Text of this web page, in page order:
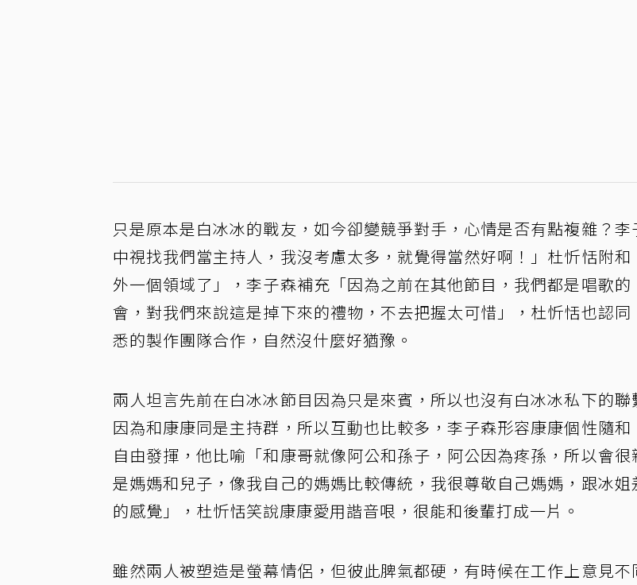
只是原本是白冰冰的戰友，如今卻變競爭對手，心情是否有點複雜？
中視找我們當主持人，我沒考慮太多，就覺得當然好啊！」杜忻恬附和
外一個領域了」，李子森補充「因為之前在其他節目，我們都是唱歌的
會，對我們來說這是掉下來的禮物，不去把握太可惜」，杜忻恬也認同
悉的製作團隊合作，自然沒什麼好猶豫。
兩人坦言先前在白冰冰節目因為只是來賓，所以也沒有白冰冰私下的聯
因為和康康同是主持群，所以互動也比較多，李子森形容康康個性隨和
自由發揮，他比喻「和康哥就像阿公和孫子，阿公因為疼孫，所以會
是媽媽和兒子，像我自己的媽媽比較傳統，我很尊敬自己媽媽，跟冰
的感覺」，杜忻恬笑說康康愛用諧音哏，很能和後輩打成一片。
雖然兩人被塑造是螢幕情侶，但彼此脾氣都硬，有時候在工作上意見不